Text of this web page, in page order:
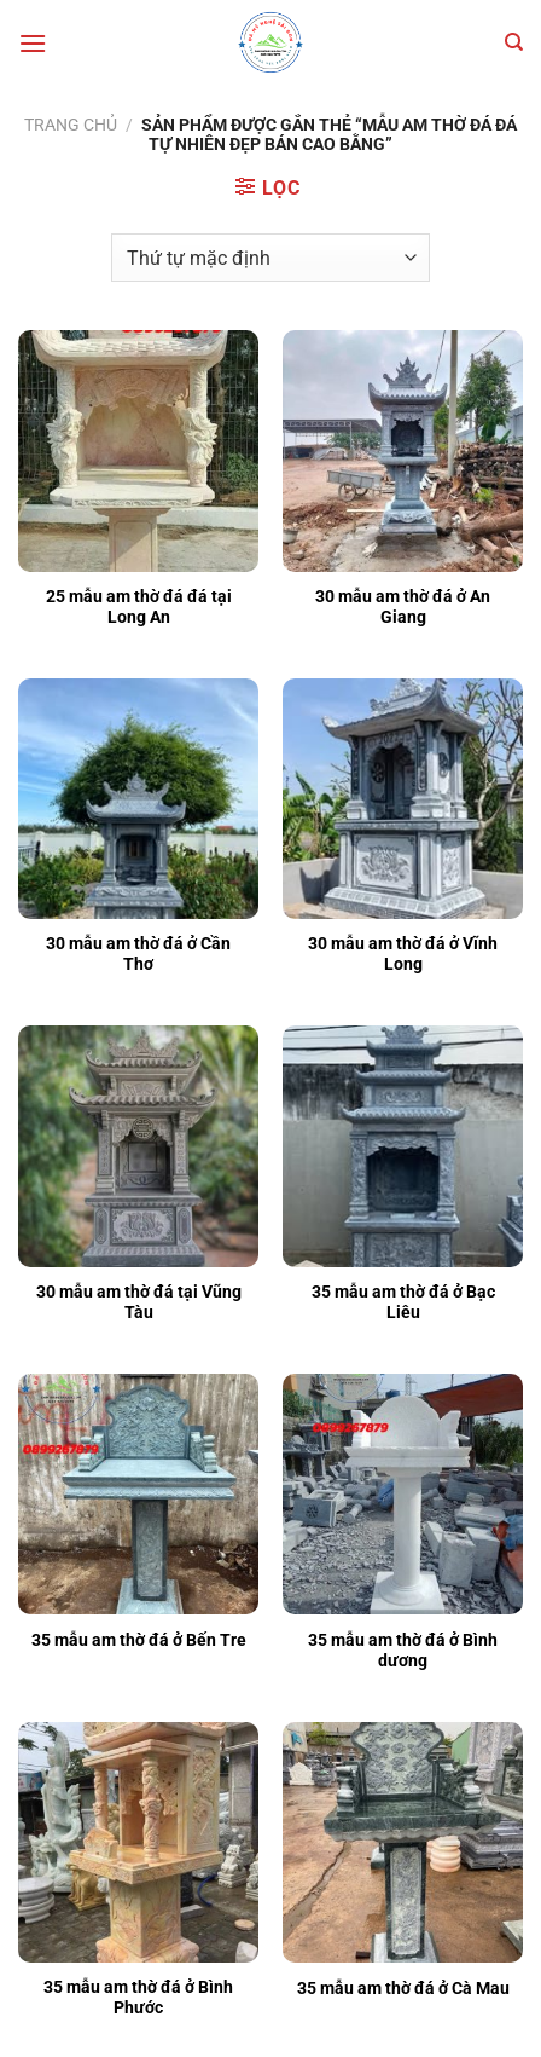
qua
TRANG CHỦ / SẢN PHẨM ĐƯỢC GẮN THẺ “MẪU AM THỜ ĐÁ ĐÁ
TỰ NHIÊN ĐẸP BÁN CAO BẰNG”
LỌC
25 mẫu am thờ đá đá tại
Long An
30 mẫu am thờ đá ở An
Giang
30 mẫu am thờ đá ở Cần
Thơ
30 mẫu am thờ đá ở Vĩnh
Long
30 mẫu am thờ đá tại Vũng
Tàu
35 mẫu am thờ đá ở Bạc
Liêu
35 mẫu am thờ đá ở Bến Tre
35 mẫu am thờ đá ở Bình
dương
35 mẫu am thờ đá ở Bình
Phước
35 mẫu am thờ đá ở Cà Mau